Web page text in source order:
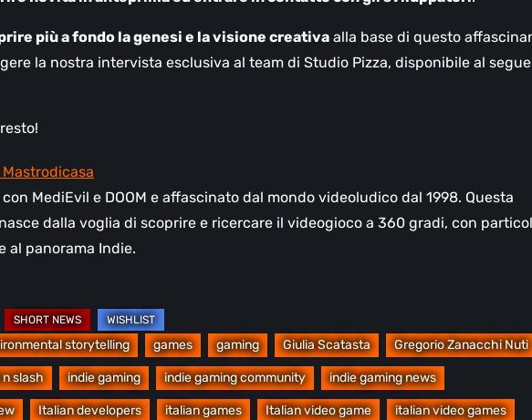
più a fondo la genesi e la visione creativa alla base di questo
la nostra intervista esclusiva al team di Studio Pizza, disponibile al
MediEvil e DOOM e affascinato dal mondo videoludico dal 1998. Questa
dalla voglia di scoprire e ricercare il videogioco a 360 gradi, con
al panorama Indie.
storytelling games gaming Giulia Scatasta Gregorio Zanacchi Nuti
slash indie gaming indie gaming community indie gaming news
Italian developers italian games Italian video game italian video games